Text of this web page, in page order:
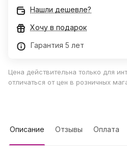
Нашли дешевле?
Хочу в подарок
Гарантия 5 лет
Цена действительна только для
отличаться от цен в розничных
Описание Отзывы Оплата